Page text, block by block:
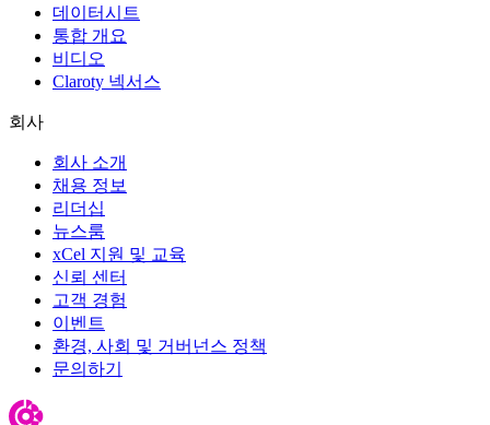
데이터시트
통합 개요
비디오
Claroty 넥서스
회사
회사 소개
채용 정보
리더십
뉴스룸
xCel 지원 및 교육
신뢰 센터
고객 경험
이벤트
환경, 사회 및 거버넌스 정책
문의하기